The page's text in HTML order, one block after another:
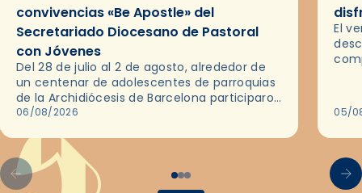
convivencias «Be Apostle» del
Secretariado Diocesano de Pastoral
con Jóvenes
Del 28 de julio al 2 de agosto, alrededor de
un centenar de adolescentes de parroquias
de la Archidiócesis de Barcelona participaron
en las convivencias Be Apostle, organizadas
06/08/2026
El
05/